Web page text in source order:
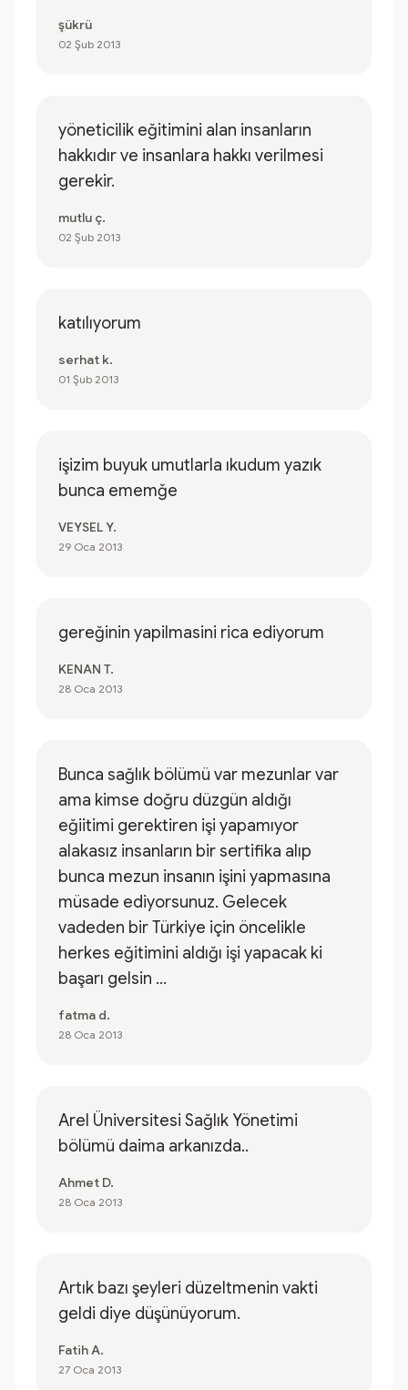
şükrü
02 Şub 2013
yöneticilik eğitimini alan insanların
hakkıdır ve insanlara hakkı verilmesi
gerekir.
mutlu ç.
02 Şub 2013
katılıyorum
serhat k.
01 Şub 2013
işizim buyuk umutlarla ıkudum yazık
bunca ememğe
VEYSEL Y.
29 Oca 2013
gereğinin yapilmasini rica ediyorum
KENAN T.
28 Oca 2013
Bunca sağlık bölümü var mezunlar var
ama kimse doğru düzgün aldığı
eğiitimi gerektiren işi yapamıyor
alakasız insanların bir sertifika alıp
bunca mezun insanın işini yapmasına
müsade ediyorsunuz. Gelecek
vadeden bir Türkiye için öncelikle
herkes eğitimini aldığı işi yapacak ki
başarı gelsin ...
fatma d.
28 Oca 2013
Arel Üniversitesi Sağlık Yönetimi
bölümü daima arkanızda..
Ahmet D.
28 Oca 2013
Artık bazı şeyleri düzeltmenin vakti
geldi diye düşünüyorum.
Fatih A.
27 Oca 2013